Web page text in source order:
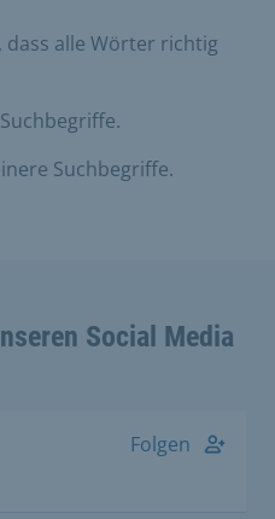
dass alle Wörter richtig
Suchbegriffe.
Social Media
Folgen